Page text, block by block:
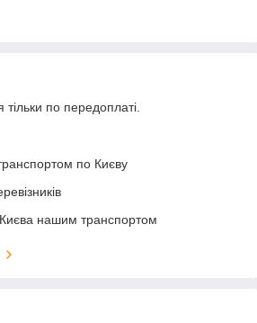
тільки по передоплаті.
по Києву
нашим транспортом